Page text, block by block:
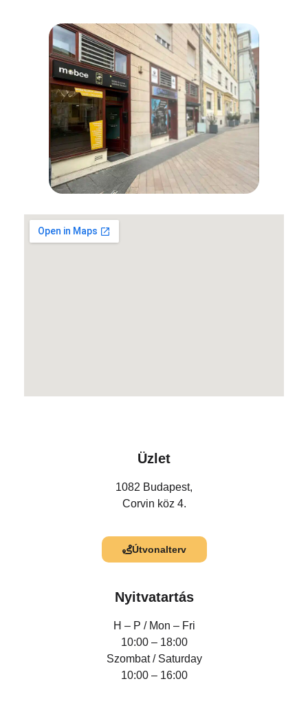
Üzlet
1082 Budapest,
Corvin köz 4.
Útvonalterv
Nyitvatartás
H – P / Mon – Fri
10:00 – 18:00
Szombat / Saturday
10:00 – 16:00